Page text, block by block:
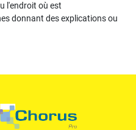
l'endroit où est
donnant des explications ou